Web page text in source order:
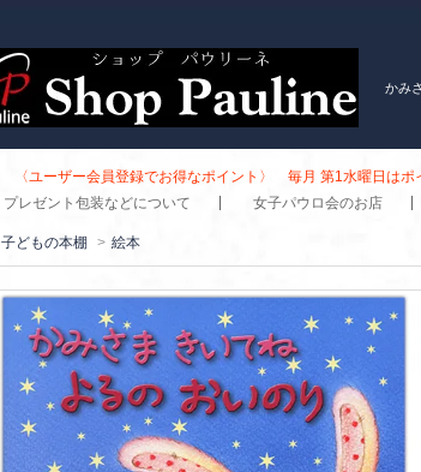
かみ
〈ユーザー会員登録でお得なポイント〉 毎月 第1水曜日は
プレゼント包装などについて
女子パウロ会のお店
子どもの本棚 > 絵本